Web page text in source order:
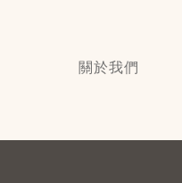
關於我們